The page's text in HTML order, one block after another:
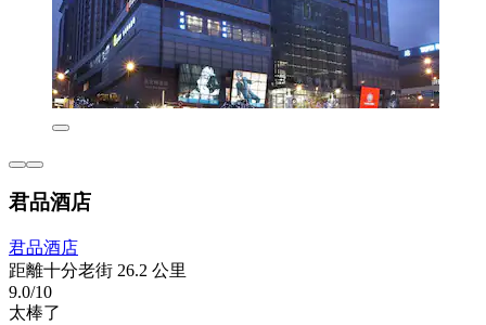
君品酒店
君品酒店
距離十分老街 26.2 公里
9.0/10
太棒了